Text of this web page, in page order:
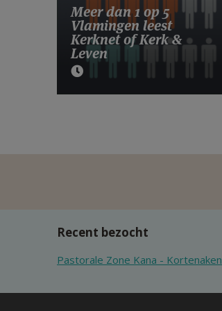
Meer dan 1 op 5
Vlamingen leest
Kerknet of Kerk &
Leven
Recent bezocht
Pastorale Zone Kana - Kortenaken